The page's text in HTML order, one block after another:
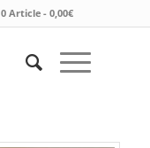
0 Article 0,00€